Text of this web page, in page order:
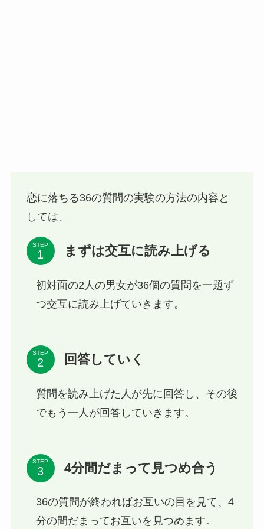
恋に落ちる36の質問の実験の方法の内容と
しては、
STEP まずは交互に読み上げる
初対面の2人の男女が36個の質問を一題ず
つ交互に読み上げていきます。
STEP 回答していく
質問を読み上げた人が先に回答し、その後
でもう一人が回答していきます。
STEP 4分間だまって見つめ合う
36の質問が終わればお互いの目を見て、4
分の間だまってお互いを見つめます。